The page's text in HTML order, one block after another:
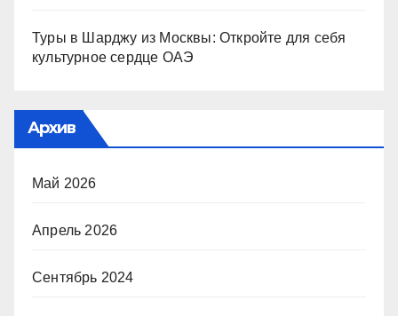
Туры в Шарджу из Москвы: Откройте для себя
культурное сердце ОАЭ
Архив
Май 2026
Апрель 2026
Сентябрь 2024